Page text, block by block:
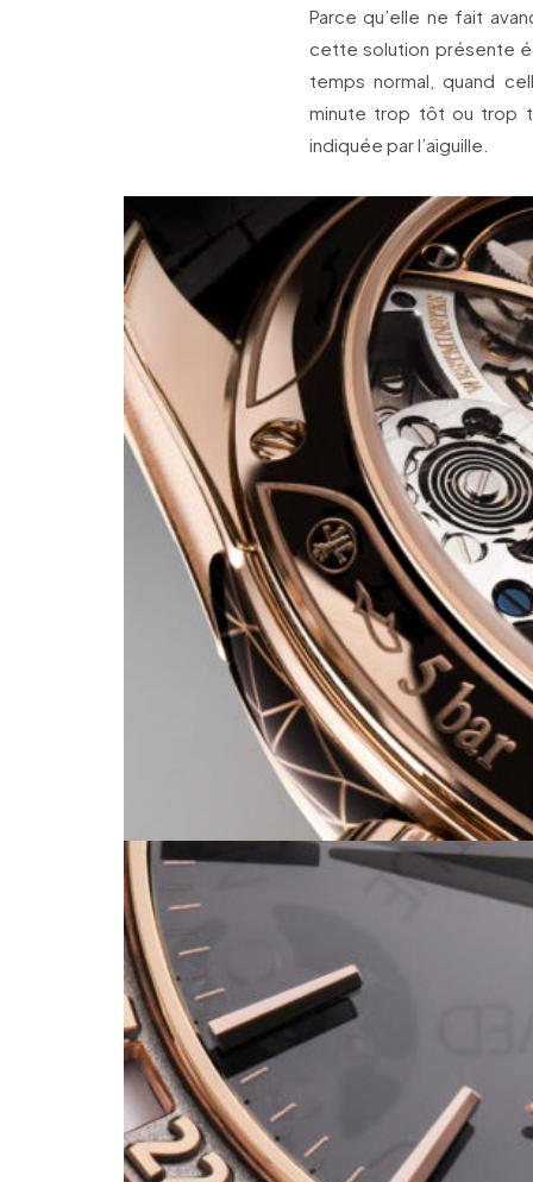
Parce qu’elle ne fait
cette solution présente
temps normal, quand
minute trop tôt ou trop
indiquée par l’aiguille.